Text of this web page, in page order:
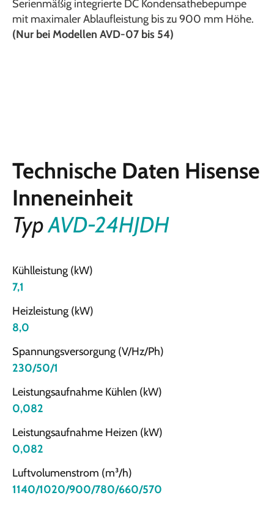
Serienmäßig integrierte DC Kondensathebepumpe
mit maximaler Ablaufleistung bis zu 900 mm Höhe.
(Nur bei Modellen AVD-07 bis 54)
Technische Daten Hisense
Inneneinheit
TypAVD-24HJDH
Kühlleistung (kW)
7,1
Heizleistung (kW)
8,0
Spannungsversorgung (V/Hz/Ph)
230/50/1
Leistungsaufnahme Kühlen (kW)
0,082
Leistungsaufnahme Heizen (kW)
0,082
Luftvolumenstrom (m³/h)
1140/1020/900/780/660/570